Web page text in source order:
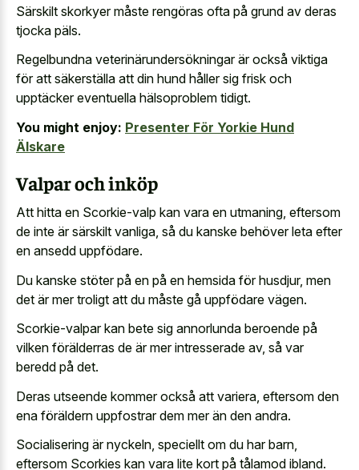
Särskilt skorkyer måste rengöras ofta på grund av deras
tjocka päls.
Regelbundna veterinärundersökningar är också viktiga
för att säkerställa att din hund håller sig frisk och
upptäcker eventuella hälsoproblem tidigt.
You might enjoy: Presenter För Yorkie Hund
Älskare
Valpar och inköp
Att hitta en Scorkie-valp kan vara en utmaning, eftersom
de inte är särskilt vanliga, så du kanske behöver leta efter
en ansedd uppfödare.
Du kanske stöter på en på en hemsida för husdjur, men
det är mer troligt att du måste gå uppfödare vägen.
Scorkie-valpar kan bete sig annorlunda beroende på
vilken förälderras de är mer intresserade av, så var
beredd på det.
Deras utseende kommer också att variera, eftersom den
ena föräldern uppfostrar dem mer än den andra.
Socialisering är nyckeln, speciellt om du har barn,
eftersom Scorkies kan vara lite kort på tålamod ibland.